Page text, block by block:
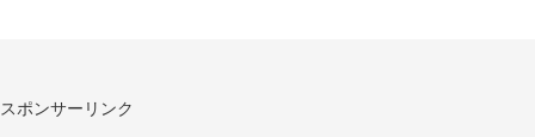
スポンサーリンク